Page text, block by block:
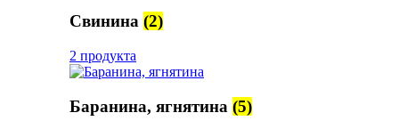
Свинина (2)
2 продукта
Баранина, ягнятина (5)